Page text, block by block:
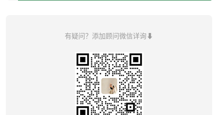
有疑问？添加顾问微信详询⬇